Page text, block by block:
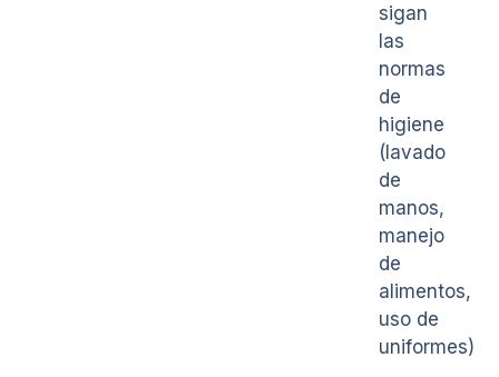
sigan
las
normas
de
higiene
(lavado
de
manos,
manejo
de
alimentos,
uso de
uniformes)